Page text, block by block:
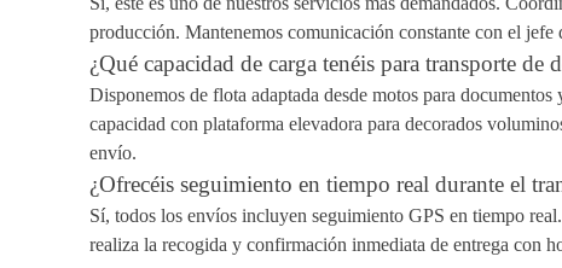
producción. Mantenemos comunicación constante con el
¿Qué capacidad de carga tenéis para transporte
Disponemos de flota adaptada desde motos para
capacidad con plataforma elevadora para decorados
envío.
¿Ofrecéis seguimiento en tiempo real durante el
Sí, todos los envíos incluyen seguimiento GPS en tiempo
realiza la recogida y confirmación inmediata de entrega con